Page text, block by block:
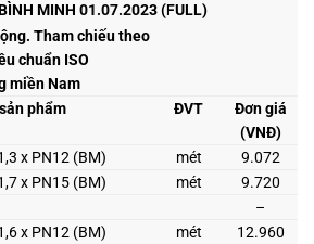
MINH 01.07.2023 (FULL)
Tham chiếu theo
chuẩn ISO
miền Nam
phẩm
ĐVT
Đơn giá
(VNĐ)
x PN12 (BM)
mét
9.072
x PN15 (BM)
mét
9.720
–
x PN12 (BM)
mét
12.960